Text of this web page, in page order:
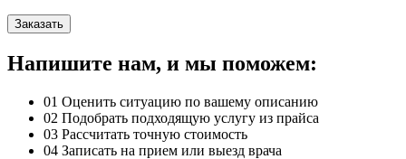
Заказать
Напишите нам, и мы поможем:
01 Оценить ситуацию по вашему описанию
02 Подобрать подходящую услугу из прайса
03 Рассчитать точную стоимость
04 Записать на прием или выезд врача